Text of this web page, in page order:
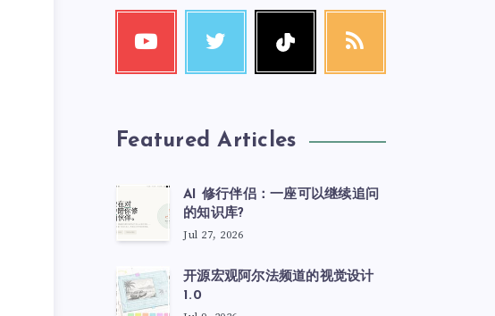
Featured Articles
AI 修行伴侣：一座可以继续追问
的知识库?
Jul 27, 2026
开源宏观阿尔法频道的视觉设计
1.0